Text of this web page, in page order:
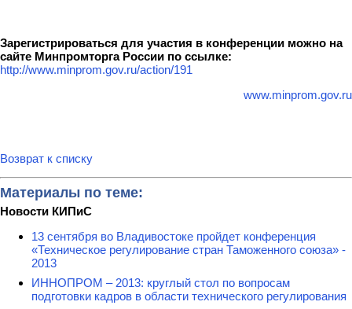
Зарегистрироваться для участия в конференции можно на
сайте Минпромторга России по ссылке:
http://www.minprom.gov.ru/action/191
www.minprom.gov.ru
Возврат к списку
Материалы по теме:
Новости КИПиС
13 сентября во Владивостоке пройдет конференция
«Техническое регулирование стран Таможенного союза» -
2013
ИННОПРОМ – 2013: круглый стол по вопросам
подготовки кадров в области технического регулирования